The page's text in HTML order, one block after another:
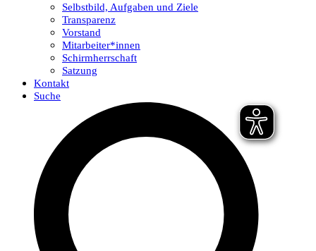
Selbstbild, Aufgaben und Ziele
Transparenz
Vorstand
Mitarbeiter*innen
Schirmherrschaft
Satzung
Kontakt
Suche